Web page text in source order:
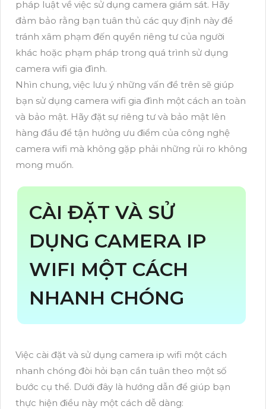
pháp luật về việc sử dụng camera giám sát. Hãy
đảm bảo rằng bạn tuân thủ các quy định này để
tránh xâm phạm đến quyền riêng tư của người
khác hoặc phạm pháp trong quá trình sử dụng
camera wifi gia đình.
Nhìn chung, việc lưu ý những vấn đề trên sẽ giúp
bạn sử dụng camera wifi gia đình một cách an toàn
và bảo mật. Hãy đặt sự riêng tư và bảo mật lên
hàng đầu để tận hưởng ưu điểm của công nghệ
camera wifi mà không gặp phải những rủi ro không
mong muốn.
CÀI ĐẶT VÀ SỬ
DỤNG CAMERA IP
WIFI MỘT CÁCH
NHANH CHÓNG
Việc cài đặt và sử dụng camera ip wifi một cách
nhanh chóng đòi hỏi bạn cần tuân theo một số
bước cụ thể. Dưới đây là hướng dẫn để giúp bạn
thực hiện điều này một cách dễ dàng: